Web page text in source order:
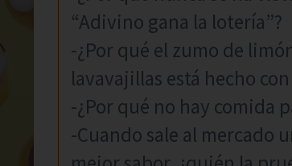
“Adivino gana la lotería”?
-¿Por qué el zumo de
lavavajillas está hecho
-¿Por qué no hay comida
-Cuando sale al mercado